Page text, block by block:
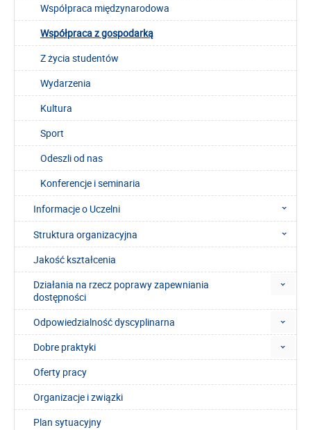
Współpraca międzynarodowa
Współpraca z gospodarką
Z życia studentów
Wydarzenia
Kultura
Sport
Odeszli od nas
Konferencje i seminaria
Informacje o Uczelni
Struktura organizacyjna
Jakość kształcenia
Działania na rzecz poprawy zapewniania
dostępności
Odpowiedzialność dyscyplinarna
Dobre praktyki
Oferty pracy
Organizacje i związki
Plan sytuacyjny